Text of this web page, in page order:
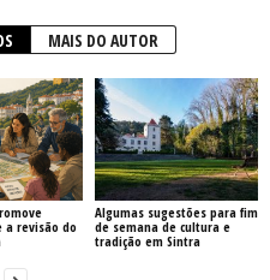
MAIS DO AUTOR
a revisão do
Algumas sugestões para fim
de semana de cultura e
tradição em Sintra